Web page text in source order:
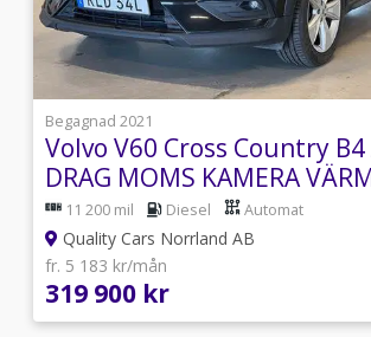
1
Begagnad 2021
Volvo V60 Cross Country B4
DRAG MOMS KAMERA
11 200 mil Diesel Automat
Quality Cars Norrland AB
fr. 5 183 kr/mån
319 900 kr